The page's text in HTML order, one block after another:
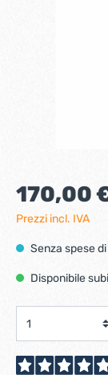
170,00
Prezzi incl. IVA
Senza spese
Disponibile